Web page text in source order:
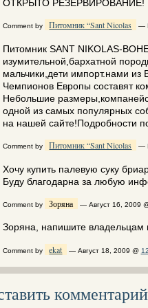
ОТКРЫТО РЕЗЕРВИРОВАНИЕ!
Comment by Питомник “Sant Nicolas —
Питомник SANT NIKOLAS-
изумительной,бархатной
мальчики,дети импорт.нами из
Чемпионов Европы составят
Небольшие
одной из самых популярных
на нашей сайте!Подробности
Comment by Питомник “Sant Nicolas —
Хочу купить палевую суку
Буду благодарна за любую
Comment by Зоряна — Август 16, 2009
Зоряна, напишите
Comment by ekat — Август 18, 2009 @
комментарий